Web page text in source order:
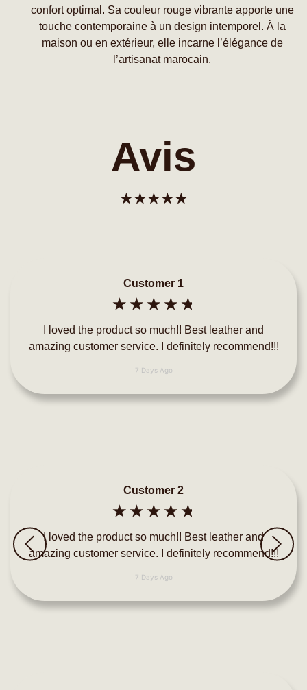
confort optimal. Sa couleur rouge vibrante apporte une
touche contemporaine à un design intemporel. À la
maison ou en extérieur, elle incarne l’élégance de
l’artisanat marocain.
Avis
☆☆☆☆☆
Customer 1
☆ ☆ ☆ ☆ ☆
I loved the product so much!! Best leather and
amazing customer service. I definitely recommend!!!
7 Days Ago
Customer 2
☆ ☆ ☆ ☆ ☆
I loved the product so much!! Best leather and
amazing customer service. I definitely recommend!!!
7 Days Ago